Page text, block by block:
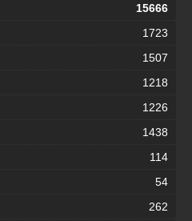
15666
1723
1507
1218
1226
1438
114
54
262